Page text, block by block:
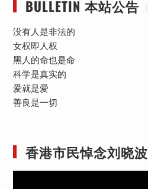
BULLETIN 本站公告
没有人是非法的
女权即人权
黑人的命也是命
科学是真实的
爱就是爱
善良是一切
香港市民悼念刘晓波